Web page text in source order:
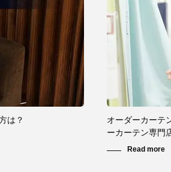
は？
オーダーカーテ
ーカーテン専門